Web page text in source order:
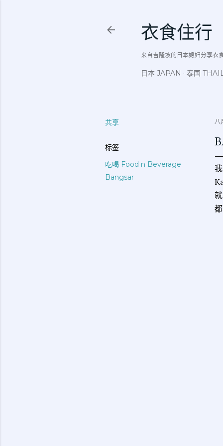
衣食住行
来自吉隆坡的日本媳妇分享
日本 JAPAN 泰国
共享
标签
吃喝 Food n Beverage
Bangsar
八